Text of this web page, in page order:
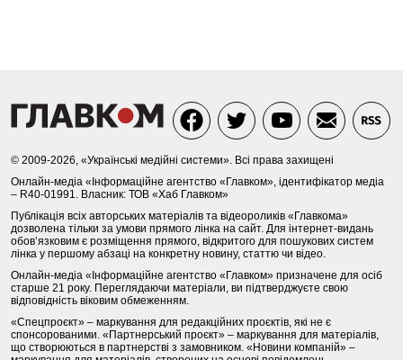
© 2009-2026, «Українські медійні системи». Всі права захищені
Онлайн-медіа «Інформаційне агентство «Главком», ідентифікатор медіа
– R40-01991. Власник: ТОВ «Хаб Главком»
Публікація всіх авторських матеріалів та відеороликів «Главкома»
дозволена тільки за умови прямого лінка на сайт. Для інтернет-видань
обов’язковим є розміщення прямого, відкритого для пошукових систем
лінка у першому абзаці на конкретну новину, статтю чи відео.
Онлайн-медіа «Інформаційне агентство «Главком» призначене для осіб
старше 21 року. Переглядаючи матеріали, ви підтверджуєте свою
відповідність віковим обмеженням.
«Спецпроєкт» – маркування для редакційних проєктів, які не є
спонсорованими. «Партнерський проєкт» – маркування для матеріалів,
що створюються в партнерстві з замовником. «Новини компаній» –